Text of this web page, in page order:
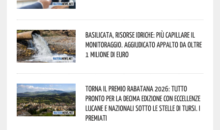
Basilicata, Risorse idriche: più capillare il
monitoraggio. Aggiudicato appalto da oltre
1 milione di euro
Torna il Premio Rabatana 2026: tutto
pronto per la decima edizione con eccellenze
lucane e nazionali sotto le stelle di Tursi. I
premiati